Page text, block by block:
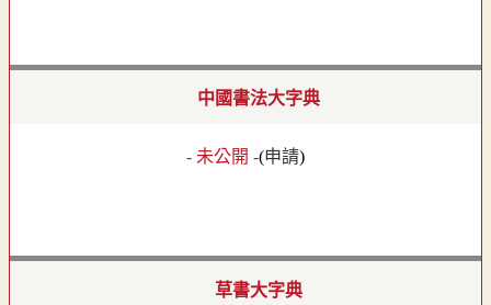
中國書法大字典
- 未公開 -(申請)
草書大字典